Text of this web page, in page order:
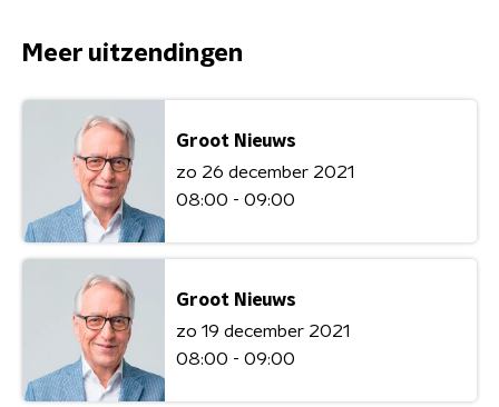
Meer uitzendingen
Groot Nieuws
zo 26 december 2021
08:00 - 09:00
Groot Nieuws
zo 19 december 2021
08:00 - 09:00